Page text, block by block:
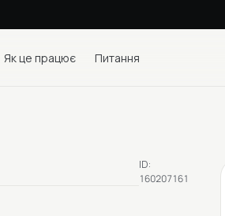
Як це працює Питання
ID:
160207161